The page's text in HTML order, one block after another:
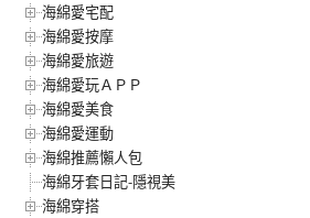
海綿愛宅配
海綿愛按摩
海綿愛旅遊
海綿愛玩ＡＰＰ
海綿愛美食
海綿愛運動
海綿推薦懶人包
海綿牙套日記-隱視美
海綿穿搭